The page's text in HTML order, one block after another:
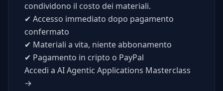
condividono il costo dei materiali.
✔ Accesso immediato dopo pagamento
confermato
✔ Materiali a vita, niente abbonamento
✔ Pagamento in cripto o PayPal
Accedi a AI Agentic Applications Masterclass
→